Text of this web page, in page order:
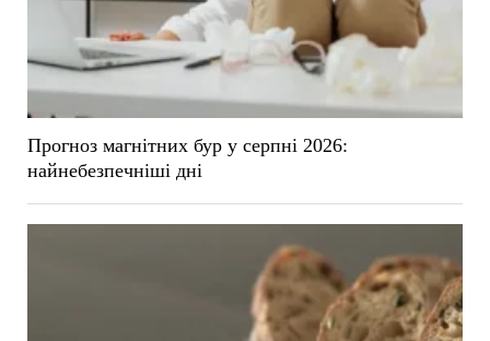
Прогноз магнітних бур у серпні 2026:
найнебезпечніші дні